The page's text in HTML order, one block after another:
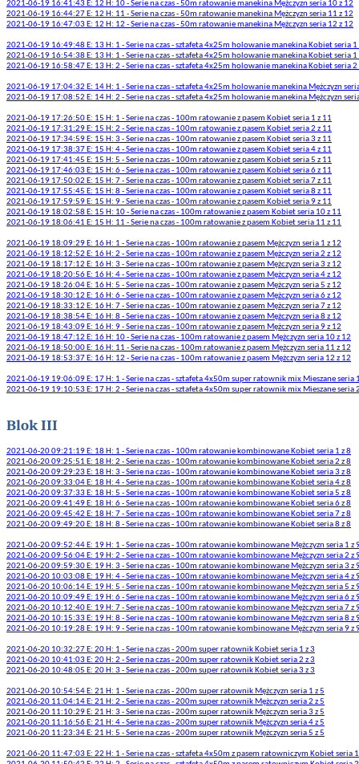
2021-06-19 16:41:43 E: 12 H: 10 - Serie na czas - 50m ratowanie manekina Mężczyzn seria 10 z 12
2021-06-19 16:44:27 E: 12 H: 11 - Serie na czas - 50m ratowanie manekina Mężczyzn seria 11 z 12
2021-06-19 16:47:03 E: 12 H: 12 - Serie na czas - 50m ratowanie manekina Mężczyzn seria 12 z 12
2021-06-19 16:49:48 E: 13 H: 1 - Serie na czas - sztafeta 4x25m holowanie manekina Kobiet seria 1
2021-06-19 16:54:38 E: 13 H: 1 - Serie na czas - sztafeta 4x25m holowanie manekina Kobiet seria 1
2021-06-19 16:58:47 E: 13 H: 2 - Serie na czas - sztafeta 4x25m holowanie manekina Kobiet seria 2
2021-06-19 17:04:32 E: 14 H: 1 - Serie na czas - sztafeta 4x25m holowanie manekina Mężczyzn
2021-06-19 17:08:52 E: 14 H: 2 - Serie na czas - sztafeta 4x25m holowanie manekina Mężczyzn
2021-06-19 17:26:50 E: 15 H: 1 - Serie na czas - 100m ratowanie z pasem Kobiet seria 1 z 11
2021-06-19 17:31:29 E: 15 H: 2 - Serie na czas - 100m ratowanie z pasem Kobiet seria 2 z 11
2021-06-19 17:34:59 E: 15 H: 3 - Serie na czas - 100m ratowanie z pasem Kobiet seria 3 z 11
2021-06-19 17:38:37 E: 15 H: 4 - Serie na czas - 100m ratowanie z pasem Kobiet seria 4 z 11
2021-06-19 17:41:45 E: 15 H: 5 - Serie na czas - 100m ratowanie z pasem Kobiet seria 5 z 11
2021-06-19 17:46:03 E: 15 H: 6 - Serie na czas - 100m ratowanie z pasem Kobiet seria 6 z 11
2021-06-19 17:50:02 E: 15 H: 7 - Serie na czas - 100m ratowanie z pasem Kobiet seria 7 z 11
2021-06-19 17:55:45 E: 15 H: 8 - Serie na czas - 100m ratowanie z pasem Kobiet seria 8 z 11
2021-06-19 17:59:59 E: 15 H: 9 - Serie na czas - 100m ratowanie z pasem Kobiet seria 9 z 11
2021-06-19 18:02:58 E: 15 H: 10 - Serie na czas - 100m ratowanie z pasem Kobiet seria 10 z 11
2021-06-19 18:06:41 E: 15 H: 11 - Serie na czas - 100m ratowanie z pasem Kobiet seria 11 z 11
2021-06-19 18:09:29 E: 16 H: 1 - Serie na czas - 100m ratowanie z pasem Mężczyzn seria 1 z 12
2021-06-19 18:12:52 E: 16 H: 2 - Serie na czas - 100m ratowanie z pasem Mężczyzn seria 2 z 12
2021-06-19 18:17:12 E: 16 H: 3 - Serie na czas - 100m ratowanie z pasem Mężczyzn seria 3 z 12
2021-06-19 18:20:56 E: 16 H: 4 - Serie na czas - 100m ratowanie z pasem Mężczyzn seria 4 z 12
2021-06-19 18:26:04 E: 16 H: 5 - Serie na czas - 100m ratowanie z pasem Mężczyzn seria 5 z 12
2021-06-19 18:30:12 E: 16 H: 6 - Serie na czas - 100m ratowanie z pasem Mężczyzn seria 6 z 12
2021-06-19 18:33:12 E: 16 H: 7 - Serie na czas - 100m ratowanie z pasem Mężczyzn seria 7 z 12
2021-06-19 18:38:54 E: 16 H: 8 - Serie na czas - 100m ratowanie z pasem Mężczyzn seria 8 z 12
2021-06-19 18:43:09 E: 16 H: 9 - Serie na czas - 100m ratowanie z pasem Mężczyzn seria 9 z 12
2021-06-19 18:47:12 E: 16 H: 10 - Serie na czas - 100m ratowanie z pasem Mężczyzn seria 10 z 12
2021-06-19 18:50:00 E: 16 H: 11 - Serie na czas - 100m ratowanie z pasem Mężczyzn seria 11 z 12
2021-06-19 18:53:37 E: 16 H: 12 - Serie na czas - 100m ratowanie z pasem Mężczyzn seria 12 z 12
2021-06-19 19:06:09 E: 17 H: 1 - Serie na czas - sztafeta 4x50m super ratownik mix Mieszane seria
2021-06-19 19:10:53 E: 17 H: 2 - Serie na czas - sztafeta 4x50m super ratownik mix Mieszane seria
Blok III
2021-06-20 09:21:19 E: 18 H: 1 - Serie na czas - 100m ratowanie kombinowane Kobiet seria 1 z 8
2021-06-20 09:25:51 E: 18 H: 2 - Serie na czas - 100m ratowanie kombinowane Kobiet seria 2 z 8
2021-06-20 09:29:23 E: 18 H: 3 - Serie na czas - 100m ratowanie kombinowane Kobiet seria 3 z 8
2021-06-20 09:33:04 E: 18 H: 4 - Serie na czas - 100m ratowanie kombinowane Kobiet seria 4 z 8
2021-06-20 09:37:33 E: 18 H: 5 - Serie na czas - 100m ratowanie kombinowane Kobiet seria 5 z 8
2021-06-20 09:41:49 E: 18 H: 6 - Serie na czas - 100m ratowanie kombinowane Kobiet seria 6 z 8
2021-06-20 09:45:42 E: 18 H: 7 - Serie na czas - 100m ratowanie kombinowane Kobiet seria 7 z 8
2021-06-20 09:49:20 E: 18 H: 8 - Serie na czas - 100m ratowanie kombinowane Kobiet seria 8 z 8
2021-06-20 09:52:44 E: 19 H: 1 - Serie na czas - 100m ratowanie kombinowane Mężczyzn seria 1 z
2021-06-20 09:56:04 E: 19 H: 2 - Serie na czas - 100m ratowanie kombinowane Mężczyzn seria 2 z
2021-06-20 09:59:30 E: 19 H: 3 - Serie na czas - 100m ratowanie kombinowane Mężczyzn seria 3 z
2021-06-20 10:03:08 E: 19 H: 4 - Serie na czas - 100m ratowanie kombinowane Mężczyzn seria 4 z
2021-06-20 10:06:14 E: 19 H: 5 - Serie na czas - 100m ratowanie kombinowane Mężczyzn seria 5 z
2021-06-20 10:09:49 E: 19 H: 6 - Serie na czas - 100m ratowanie kombinowane Mężczyzn seria 6 z
2021-06-20 10:12:40 E: 19 H: 7 - Serie na czas - 100m ratowanie kombinowane Mężczyzn seria 7 z
2021-06-20 10:15:33 E: 19 H: 8 - Serie na czas - 100m ratowanie kombinowane Mężczyzn seria 8 z
2021-06-20 10:19:28 E: 19 H: 9 - Serie na czas - 100m ratowanie kombinowane Mężczyzn seria 9 z
2021-06-20 10:32:27 E: 20 H: 1 - Serie na czas - 200m super ratownik Kobiet seria 1 z 3
2021-06-20 10:41:03 E: 20 H: 2 - Serie na czas - 200m super ratownik Kobiet seria 2 z 3
2021-06-20 10:48:05 E: 20 H: 3 - Serie na czas - 200m super ratownik Kobiet seria 3 z 3
2021-06-20 10:54:54 E: 21 H: 1 - Serie na czas - 200m super ratownik Mężczyzn seria 1 z 5
2021-06-20 11:04:14 E: 21 H: 2 - Serie na czas - 200m super ratownik Mężczyzn seria 2 z 5
2021-06-20 11:10:29 E: 21 H: 3 - Serie na czas - 200m super ratownik Mężczyzn seria 3 z 5
2021-06-20 11:16:56 E: 21 H: 4 - Serie na czas - 200m super ratownik Mężczyzn seria 4 z 5
2021-06-20 11:23:34 E: 21 H: 5 - Serie na czas - 200m super ratownik Mężczyzn seria 5 z 5
2021-06-20 11:47:03 E: 22 H: 1 - Serie na czas - sztafeta 4x50m z pasem ratowniczym Kobiet seria 1